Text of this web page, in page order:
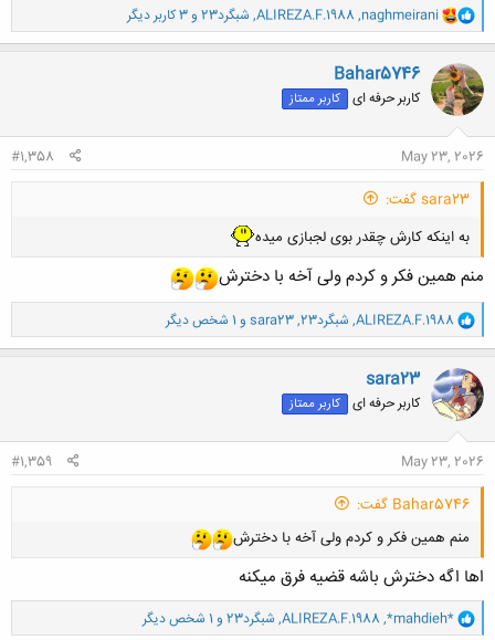
و
ا
ک
ن
ش
ه
:
naghmeirani
,
ALIREZA.F.1988
, شبگرد23 و 3 کاربر دیگر
Bahar5746
کاربر حرفه ای کاربر ممتاز
May 23, 2026
#1,358
sara23 گفت:
به اینکه کارش چقدر بوی لجبازی میده
منم همین فکر و کردم ولی آخه با دخترش
و
ا
ک
ن
ش
ه
ا
ALIREZA.F.1988
, شبگرد23 ,
sara23 و 1 شخص دیگر
sara23
کاربر حرفه ای کاربر ممتاز
May 23, 2026
#1,359
Bahar5746 گفت:
منم همین فکر و کردم ولی آخه با دخترش
اها اگه دخترش باشه قضیه فرق میکنه
و
ا
*mahdieh*
,
ALIREZA.F.1988
, شبگرد23 و 1 شخص دیگر